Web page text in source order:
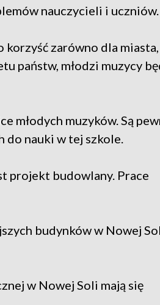
nauczycieli i uczniów.
zarówno dla miasta,
państw, młodzi muzycy
młodych muzyków. Są
nauki w tej szkole.
projekt budowlany. Prace
budynków w Nowej
w Nowej Soli mają się